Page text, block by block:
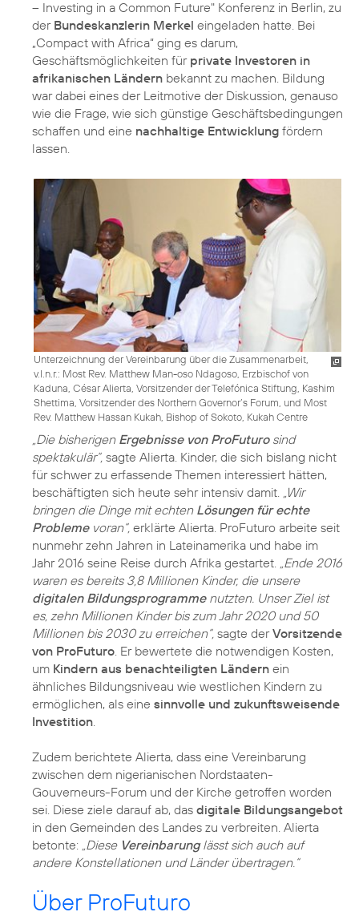
– Investing in a Common Future" Konferenz in Berlin, zu
der Bundeskanzlerin Merkel eingeladen hatte. Bei
„Compact with Africa“ ging es darum,
Geschäftsmöglichkeiten für private Investoren in
afrikanischen Ländern bekannt zu machen. Bildung
war dabei eines der Leitmotive der Diskussion, genauso
wie die Frage, wie sich günstige Geschäftsbedingungen
schaffen und eine nachhaltige Entwicklung fördern
lassen.
Unterzeichnung der Vereinbarung über die Zusammenarbeit,
v.l.n.r.: Most Rev. Matthew Man-oso Ndagoso, Erzbischof von
Kaduna, César Alierta, Vorsitzender der Telefónica Stiftung, Kashim
Shettima, Vorsitzender des Northern Governor’s Forum, und Most
Rev. Matthew Hassan Kukah, Bishop of Sokoto, Kukah Centre
„Die bisherigen Ergebnisse von ProFuturosind
spektakulär“, sagte Alierta. Kinder, die sich bislang nicht
für schwer zu erfassende Themen interessiert hätten,
beschäftigten sich heute sehr intensiv damit. „Wir
bringen die Dinge mit echten Lösungen für echte
Problemevoran“, erklärte Alierta. ProFuturo arbeite seit
nunmehr zehn Jahren in Lateinamerika und habe im
Jahr 2016 seine Reise durch Afrika gestartet. „Ende 2016
waren es bereits 3,8 Millionen Kinder, die unsere
digitalen Bildungsprogrammenutzten. Unser Ziel ist
es, zehn Millionen Kinder bis zum Jahr 2020 und 50
Millionen bis 2030 zu erreichen“, sagte derVorsitzende
von ProFuturo. Er bewertete die notwendigen Kosten,
um Kindern aus benachteiligten Ländern ein
ähnliches Bildungsniveau wie westlichen Kindern zu
ermöglichen, als eine sinnvolle und zukunftsweisende
Investition.
Zudem berichtete Alierta, dass eine Vereinbarung
zwischen dem nigerianischen Nordstaaten-
Gouverneurs-Forum und der Kirche getroffen worden
sei. Diese ziele darauf ab, das digitale Bildungsangebot
in den Gemeinden des Landes zu verbreiten. Alierta
betonte: „Diese Vereinbarunglässt sich auch auf
andere Konstellationen und Länder übertragen.“
Über ProFuturo